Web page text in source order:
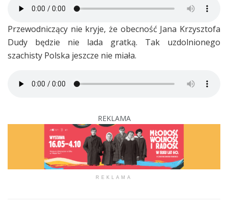
Przewodniczący nie kryje, że obecność Jana Krzysztofa
Dudy będzie nie lada gratką. Tak uzdolnionego
szachisty Polska jeszcze nie miała.
REKLAMA
REKLAMA